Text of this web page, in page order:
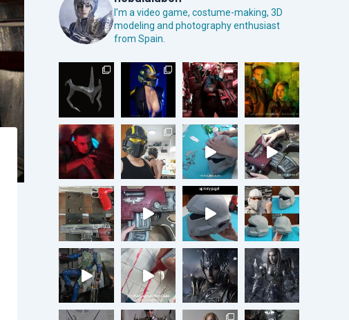
I'm a video game, costume-making, 3D
modeling and photography enthusiast
from Spain.